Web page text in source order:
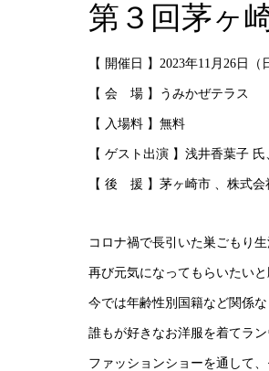
第３回茅ヶ
【 開催日 】2023年11月26日（
【 会 場 】 うみかぜテラス
【 入場料 】無料
【 ゲスト出演 】浅井香葉子
【 後 援 】茅ヶ崎市 、株式会
コロナ禍で長引いた巣ごもり
再び元気になってもらいたい
今では年齢性別国籍など関係な
誰もが好きなお洋服を着てラ
ファッションショーを通して